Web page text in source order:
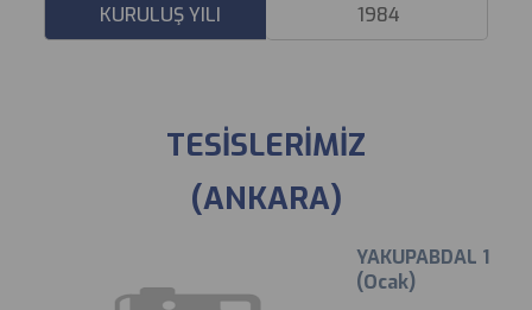
KURULUŞ YILI 1984
TESİSLERİMİZ
(ANKARA)
YAKUPABDAL 1
(Ocak)